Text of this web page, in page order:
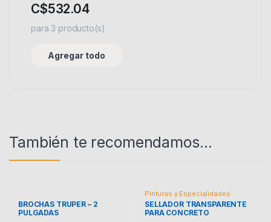
C$532.04
para 3 producto(s)
Agregar todo
También te recomendamos…
BROCHAS TRUPER – 2
PULGADAS
Pinturas y Especialidades
SELLADOR TRANSPARENTE
PARA CONCRETO